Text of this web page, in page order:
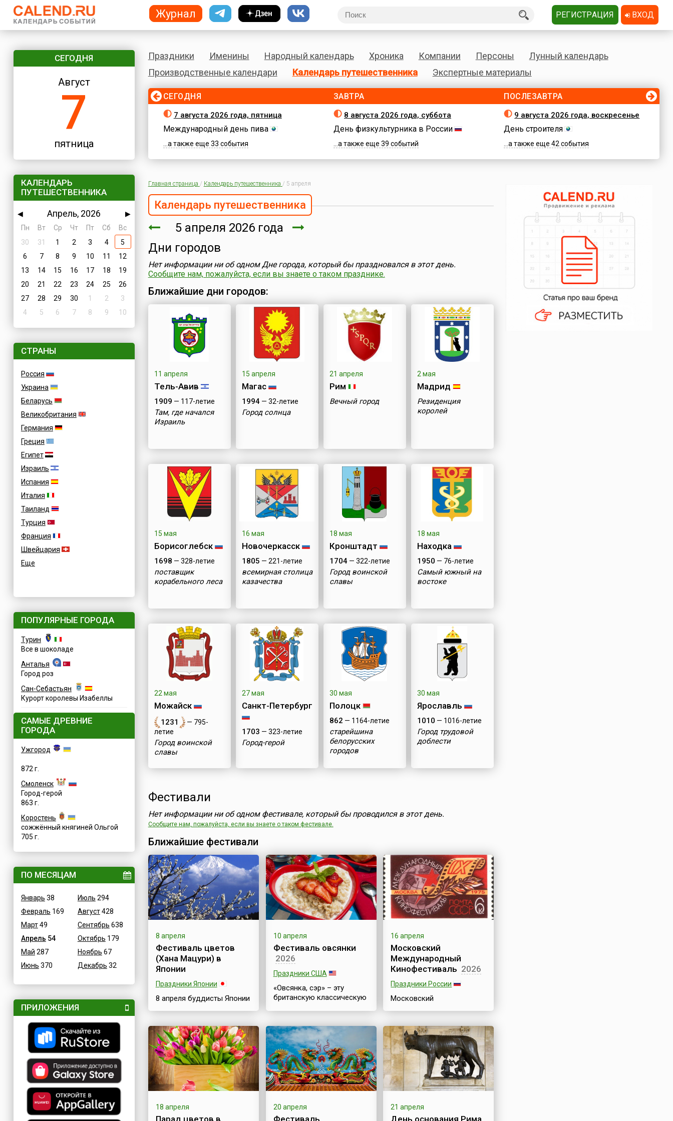
СЕГОДНЯ
Август
7
пятница
КАЛЕНДАРЬ
ПУТЕШЕСТВЕННИКА
◀ Апрель, 2026
▶
Пн
Вт Ср Чт Пт Сб
Вс
30
31 1 2 3 4
5
6
7 8 9 10 11
12
13
14 15 16 17 18
19
20
21 22 23 24 25
26
27
28 29 30 1 2
3
4
5 6 7 8 9 10
СТРАНЫ
Россия
Украина
Беларусь
Великобритания
Германия
Греция
Египет
Израиль
Испания
Италия
Таиланд
Турция
Франция
Швейцария
Еще
ПОПУЛЯРНЫЕ ГОРОДА
Турин
Все в шоколаде
Анталья
Город роз
Сан-Себастьян
Курорт королевы Изабеллы
САМЫЕ ДРЕВНИЕ
ГОРОДА
Ужгород
872 г.
Смоленск
Город-герой
863 г.
Коростень
сожжённый княгиней Ольгой
705 г.
ПО МЕСЯЦАМ
Январь 38
Февраль 169
Март49
Апрель 54
Май 287
Июнь 370
Июль 294
Август428
Сентябрь 638
Октябрь 179
Ноябрь 67
Декабрь 32
ПРИЛОЖЕНИЯ
Праздники Именины Народный календарь Хроника Компании Персоны
Лунный календарь
Производственные календари
Календарь путешественника Экспертные материалы
СЕГОДНЯ
7 августа 2026 года, пятница
Международный день пива
...а также еще 33 события
ЗАВТРА
8 августа 2026 года, суббота
День физкультурника в России
...а также еще 39 событий
ПОСЛЕЗАВТРА
9 августа 2026 года, воскресенье
День строителя
...а также еще 42 события
Главная страница / Календарь путешественника / 5 апреля
Календарь путешественника
5 апреля 2026 года
Дни городов
Нет информации ни об одном Дне города, который бы праздновался в этот день.
Сообщите нам, пожалуйста, если вы знаете о таком празднике.
Ближайшие дни городов:
11 апреля
Тель-Авив
1909 — 117-летие
Там, где начался
Израиль
15 апреля
Магас
1994— 32-летие
Город солнца
21 апреля
Рим
Вечный город
2 мая
Мадрид
Резиденция
королей
15 мая
Борисоглебск
1698 — 328-летие
поставщик
корабельного леса
16 мая
Новочеркасск
1805 — 221-летие
всемирная столица
казачества
18 мая
Кронштадт
1704— 322-летие
Город воинской
славы
18 мая
Находка
1950 — 76-летие
Самый южный на
востоке
22 мая
Можайск
1231
— 795-
летие
Город воинской
славы
27 мая
Санкт-Петербург
1703 — 323-летие
Город-герой
30 мая
Полоцк
862 — 1164-летие
старейшина
белорусских
городов
30 мая
Ярославль
1010 — 1016-летие
Город трудовой
доблести
Фестивали
Нет информации ни об одном фестивале, который бы проводился в этот день.
Сообщите нам, пожалуйста, если вы знаете о таком фестивале.
Ближайшие фестивали
8 апреля
Фестиваль цветов
(Хана Мацури) в
Японии
Праздники Японии
8 апреля буддисты Японии
Камбут(ц)у-э. Посвящён
он появлению на свет
Будды, и часто
упоминается как
Фестиваль
цветов.Праздничные
мероприятия,
посвящённые Дню
Рождения основателя
одной из мировых религий,
10 апреля
Фестиваль овсянки
2026
Праздники США
«Овсянка, сэр» – эту
британскую классическую
считается признанным
английским блюдом,
национальной
особенностью. В
англоговорящих странах
давленный овес (овсяные
хлопья) известен под
названием
«протестантский овес»
(англ. Quakers oats). Так же
16 апреля
Московский
Международный
Кинофестиваль 2026
Праздники России
Московский
один из старейших
мировых кинофорумов
(второй после
Венецианского
кинофестиваля) и один из
самых представительных
киносмотров в мире
наряду с кинофестивалями
в Берлине, Каннах,
Венеции, Сан-Себастьяне и
18 апреля
Парад цветов в
20 апреля
Фестиваль
21 апреля
День основания Рима
Журнал РЕГИСТРАЦИЯ ВХОД